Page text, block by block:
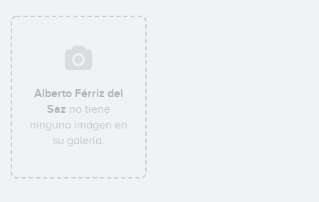
Alberto Férriz del
Saz no tiene
ninguna imágen en
su galería.